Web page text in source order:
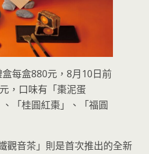
盒每盒880元，8月10日前
，口味有「棗泥蛋
「桂圓紅棗」、「福圓
觀音茶」則是首次推出的全新